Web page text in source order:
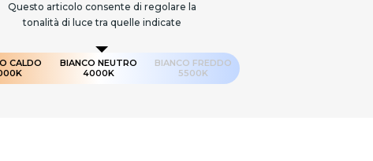
Questo articolo consente di regolare la
tonalità di luce tra quelle indicate
CALDO
BIANCO NEUTRO
4000K
BIANCO FREDDO
5500K